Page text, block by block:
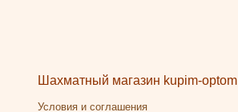
Шахматный магазин kupim-optom
Условия и соглашения